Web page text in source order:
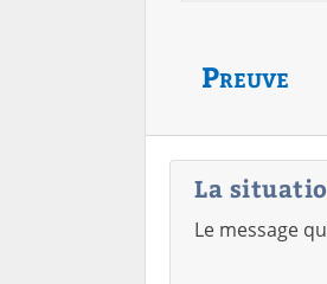
Preuve
La
Le message